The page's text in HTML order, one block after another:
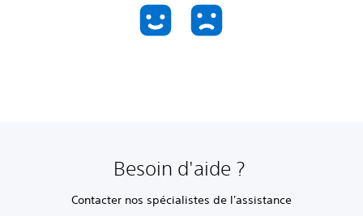
Besoin d'aide ?
Contacter nos spécialistes de l'assistance